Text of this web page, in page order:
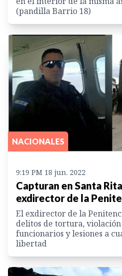
(pandilla Barrio 18)
NACIONALES
9:19 PM 18 jun. 2022
Capturan en Santa
exdirector de la
El exdirector de la
delitos de tortura, violación
funcionarios y lesiones a
libertad